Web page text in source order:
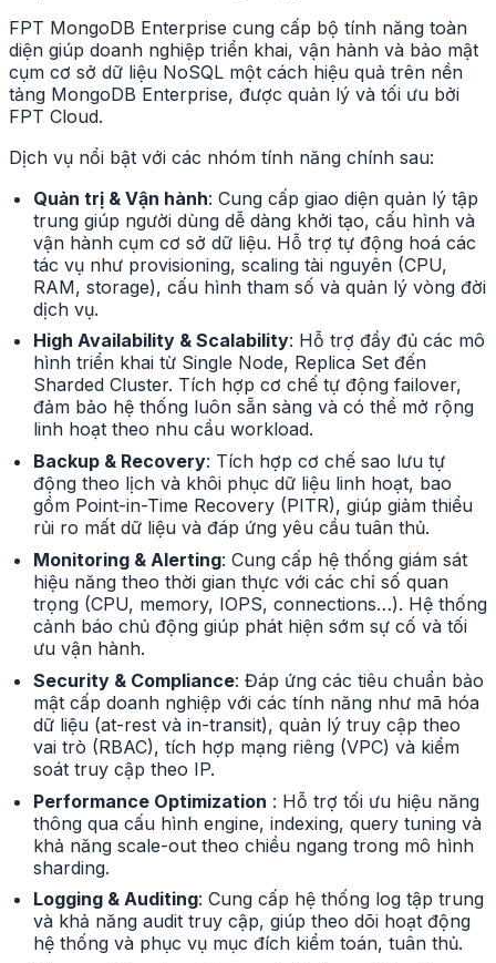
FPT MongoDB Enterprise cung cấp bộ tính năng toàn
diện giúp doanh nghiệp triển khai, vận hành và bảo mật
cụm cơ sở dữ liệu NoSQL một cách hiệu quả trên nền
tảng MongoDB Enterprise, được quản lý và tối ưu bởi
FPT Cloud.
Dịch vụ nổi bật với các nhóm tính năng chính sau:
Quản trị & Vận hành: Cung cấp giao diện quản lý tập
trung giúp người dùng dễ dàng khởi tạo, cấu hình và
vận hành cụm cơ sở dữ liệu. Hỗ trợ tự động hoá các
tác vụ như provisioning, scaling tài nguyên (CPU,
RAM, storage), cấu hình tham số và quản lý vòng đời
dịch vụ.
High Availability & Scalability: Hỗ trợ đầy đủ các mô
hình triển khai từ Single Node, Replica Set đến
Sharded Cluster. Tích hợp cơ chế tự động failover,
đảm bảo hệ thống luôn sẵn sàng và có thể mở rộng
linh hoạt theo nhu cầu workload.
Backup & Recovery: Tích hợp cơ chế sao lưu tự
động theo lịch và khôi phục dữ liệu linh hoạt, bao
gồm Point-in-Time Recovery (PITR), giúp giảm thiểu
rủi ro mất dữ liệu và đáp ứng yêu cầu tuân thủ.
Monitoring & Alerting: Cung cấp hệ thống giám sát
hiệu năng theo thời gian thực với các chỉ số quan
trọng (CPU, memory, IOPS, connections…). Hệ thống
cảnh báo chủ động giúp phát hiện sớm sự cố và tối
ưu vận hành.
Security & Compliance: Đáp ứng các tiêu chuẩn bảo
mật cấp doanh nghiệp với các tính năng như mã hóa
dữ liệu (at-rest và in-transit), quản lý truy cập theo
vai trò (RBAC), tích hợp mạng riêng (VPC) và kiểm
soát truy cập theo IP.
Performance Optimization : Hỗ trợ tối ưu hiệu năng
thông qua cấu hình engine, indexing, query tuning và
khả năng scale-out theo chiều ngang trong mô hình
sharding.
Logging & Auditing: Cung cấp hệ thống log tập trung
và khả năng audit truy cập, giúp theo dõi hoạt động
hệ thống và phục vụ mục đích kiểm toán, tuân thủ.